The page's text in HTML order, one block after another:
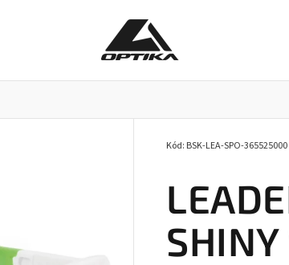
Kód: BSK-LEA-SPO-365525000